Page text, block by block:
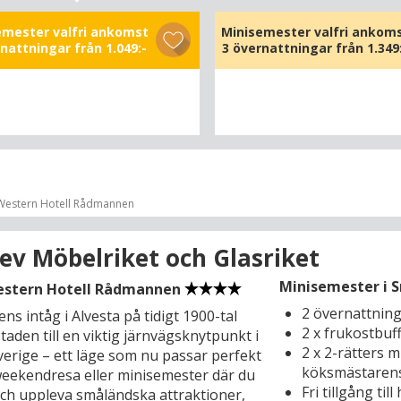
storstadsutbud och den lilla
närvaro och charm kommer du och ditt
att trivas under en härligt
minisemester eller weekend. Du
dessutom en fin utgångspunkt för
till Glasrikets genuina glasblåsare
Sollidens slott och fyrarna
och Jan.
under medeltiden ett gränsfäste
och hade då en betydande hamn,
krävde ett samarbete. Det var på
(1,5 km) som bildandet av den
ägde rum 1397, en
de nordiska kungarikena som
fram till 1523. Märk själv
valfri ankomst
från 1.049:-
Minisemester valfri
3 övernattningar från
Hotell Rådmannen
Möbelriket och Glasriket
Hotell Rådmannen
intåg i Alvesta på tidigt 1900-tal
till en viktig järnvägsknytpunkt i
– ett läge som nu passar perfekt
eller minisemester där du
uppleva småländska attraktioner,
Minisemester i
2
2 x
2 x 2-rätters
Fri tillgång till